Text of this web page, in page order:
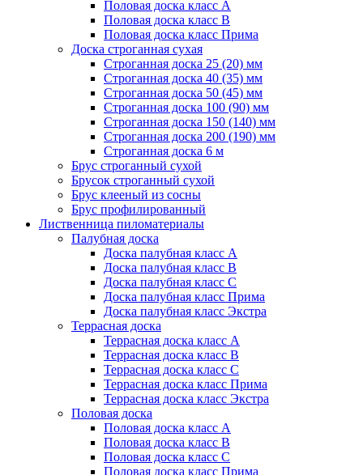
Половая доска класс А
Половая доска класс B
Половая доска класс Прима
Доска строганная сухая
Строганная доска 25 (20) мм
Строганная доска 40 (35) мм
Строганная доска 50 (45) мм
Строганная доска 100 (90) мм
Строганная доска 150 (140) мм
Строганная доска 200 (190) мм
Строганная доска 6 м
Брус строганный сухой
Брусок строганный сухой
Брус клееный из сосны
Брус профилированный
Лиственница пиломатериалы
Палубная доска
Доска палубная класс А
Доска палубная класс B
Доска палубная класс C
Доска палубная класс Прима
Доска палубная класс Экстра
Террасная доска
Террасная доска класс А
Террасная доска класс B
Террасная доска класс C
Террасная доска класс Прима
Террасная доска класс Экстра
Половая доска
Половая доска класс А
Половая доска класс B
Половая доска класс C
Половая доска класс Прима